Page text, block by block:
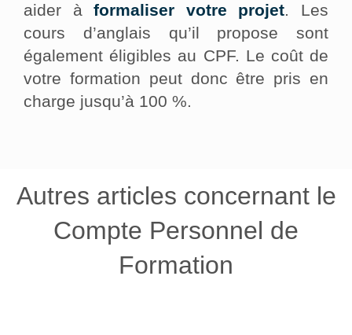
aider àformaliser votre projet. Les
cours d’anglais qu’il propose sont
également éligibles au CPF. Le coût de
votre formation peut donc être pris en
charge jusqu’à 100 %.
Autres articles concernant le
Compte Personnel de
Formation